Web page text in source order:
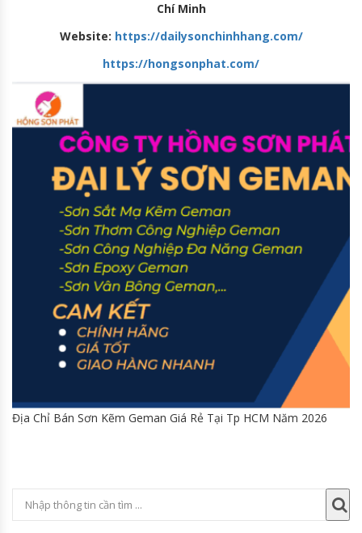
Chí Minh
Website: https://dailysonchinhhang.com/
https://hongsonphat.com/
Địa Chỉ Bán Sơn Kẽm Geman Giá Rẻ Tại Tp HCM Năm 2026